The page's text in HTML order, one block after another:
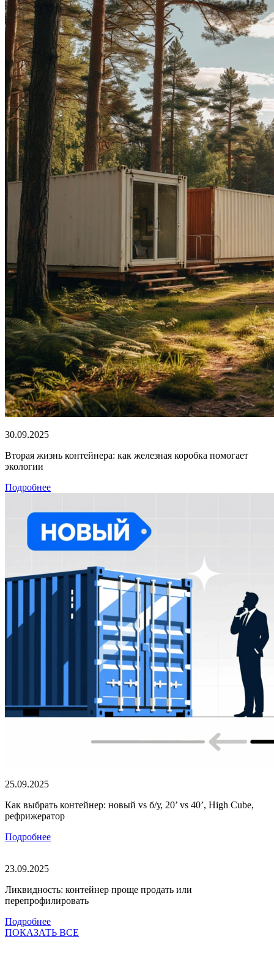
30.09.2025
Вторая жизнь контейнера: как железная коробка помогает
экологии
Подробнее
25.09.2025
Как выбрать контейнер: новый vs б/у, 20’ vs 40’, High Cube,
рефрижератор
Подробнее
23.09.2025
Ликвидность: контейнер проще продать или
перепрофилировать
Подробнее
ПОКАЗАТЬ ВСЕ